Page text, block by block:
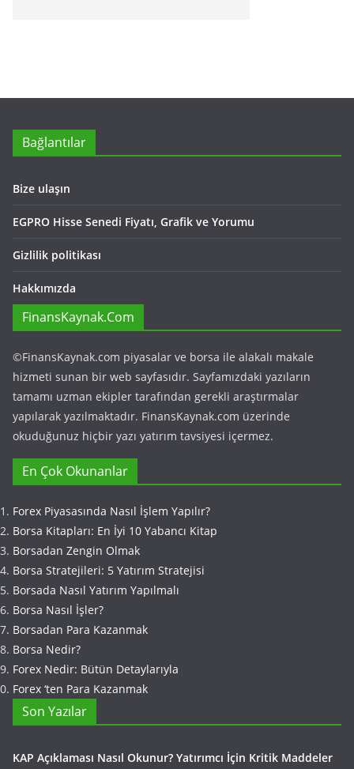
Bağlantılar
Bize ulaşın
EGPRO Hisse Senedi Fiyatı, Grafik ve Yorumu
Gizlilik politikası
Hakkımızda
FinansKaynak.Com
©FinansKaynak.com piyasalar ve borsa ile alakalı makale
hizmeti sunan bir web sayfasıdır. Sayfamızdaki yazıların
tamamı uzman ekipler tarafından gerekli araştırmalar
yapılarak yazılmaktadır. FinansKaynak.com üzerinde
okuduğunuz hiçbir yazı yatırım tavsiyesi içermez.
En Çok Okunanlar
Forex Piyasasında Nasıl İşlem Yapılır?
Borsa Kitapları: En İyi 10 Yabancı Kitap
Borsadan Zengin Olmak
Borsa Stratejileri: 5 Yatırım Stratejisi
Borsada Nasıl Yatırım Yapılmalı
Borsa Nasıl İşler?
Borsadan Para Kazanmak
Borsa Nedir?
Forex Nedir: Bütün Detaylarıyla
Forex ‘ten Para Kazanmak
Son Yazılar
KAP Açıklaması Nasıl Okunur? Yatırımcı İçin Kritik Maddeler